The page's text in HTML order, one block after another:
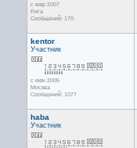
с мар 2007
Рига
Сообщений: 170
kentor
Участник
с июн 2005
Москва
Сообщений: 1077
haba
Участник